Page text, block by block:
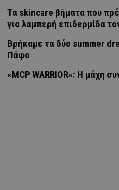
Τα skincare βήματα που
για λαμπερή επιδερμίδα
Βρήκαμε τα δύο summer
Πάφο
«MCP WARRIOR»: Η μάχη